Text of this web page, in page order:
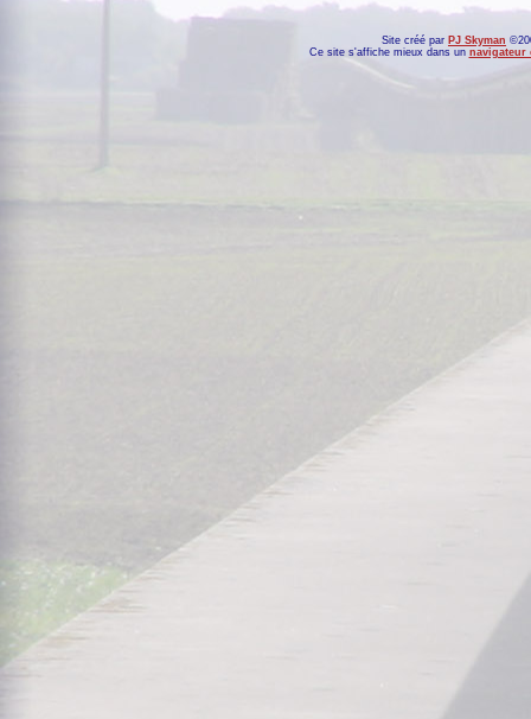
Site créé par PJ Skyman
Ce site s'affiche mieux dans un navigateur